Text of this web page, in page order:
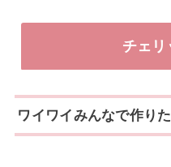
チェリ
ワイワイみんなで作り